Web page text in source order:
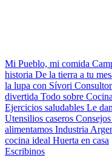
Mi Pueblo, mi comida
historia De la tierra a tu
la lupa con Sívori
divertida Todo sobre
Ejercicios saludables Le
Utensilios caseros Consejos
alimentamos Industria
cocina ideal Huerta en casa
Escribinos